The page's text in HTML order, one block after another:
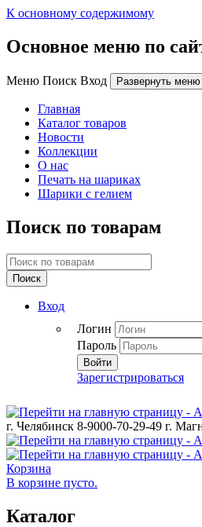
К основному содержимому
Основное меню по
Меню Поиск Вход Развернуть меню
Главная
Каталог товаров
Новости
Коллекции
О нас
Печать на шариках
Шарики с гелием
Поиск по товарам
Поиск
Вход
Логин
Пароль
Войти
Зарегистрироваться
г. Челябинск 8-9000-70-29-49 г.
Корзина
В корзине пусто.
Каталог